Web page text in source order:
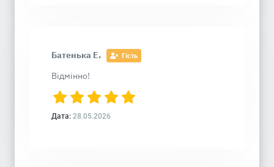
Батенька Е. Гість
Відмінно!
Дата: 28.05.2026